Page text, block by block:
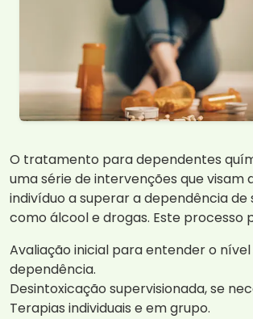
O tratamento para dependentes
uma série de intervenções que visam
indivíduo a superar a dependência de
como álcool e drogas. Este processo
Avaliação inicial para entender o
dependência.
Desintoxicação supervisionada, se
Terapias individuais e em grupo.